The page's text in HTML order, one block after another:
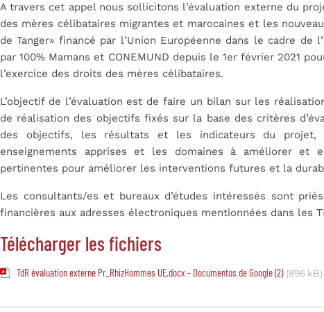
A travers cet appel nous sollicitons l’évaluation externe du
des mères célibataires migrantes et marocaines et les
de Tanger» financé par l’Union Européenne dans le cadre
par 100% Mamans et CONEMUND depuis le 1er février 2021
l’exercice des droits des mères célibataires.
L’objectif de l’évaluation est de faire un bilan sur les
de réalisation des objectifs fixés sur la base des critères
des objectifs, les résultats et les indicateurs du projet,
enseignements apprises et les domaines à améliorer et
pertinentes pour améliorer les interventions futures et la
Les consultants/es et bureaux d’études intéressés sont
financières aux adresses électroniques mentionnées dans les
Télécharger les fichiers
TdR évaluation externe Pr_RhizHommes UE.docx - Documentos de Google (2) (896 kB)